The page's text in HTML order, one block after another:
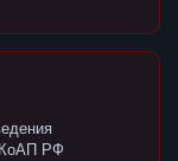
КоАП РФ